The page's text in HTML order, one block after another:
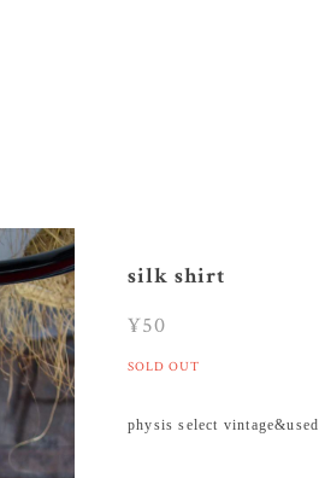
silk shirt
¥50
SOLD OUT
physis select vintage&used